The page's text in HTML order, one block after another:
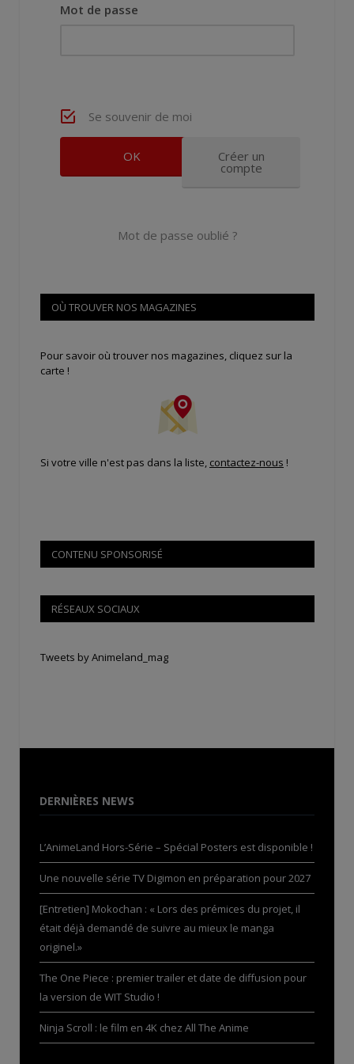
Mot de passe
Se souvenir de moi
Créer un
compte
Mot de passe oublié ?
OÙ TROUVER NOS MAGAZINES
Pour savoir où trouver nos magazines, cliquez sur la
carte !
Si votre ville n'est pas dans la liste, contactez-nous !
CONTENU SPONSORISÉ
RÉSEAUX SOCIAUX
Tweets by Animeland_mag
DERNIÈRES NEWS
L’AnimeLand Hors-Série – Spécial Posters est disponible !
Une nouvelle série TV Digimon en préparation pour 2027
[Entretien] Mokochan : « Lors des prémices du projet, il
était déjà demandé de suivre au mieux le manga
originel.»
The One Piece : premier trailer et date de diffusion pour
la version de WIT Studio !
Ninja Scroll : le film en 4K chez All The Anime